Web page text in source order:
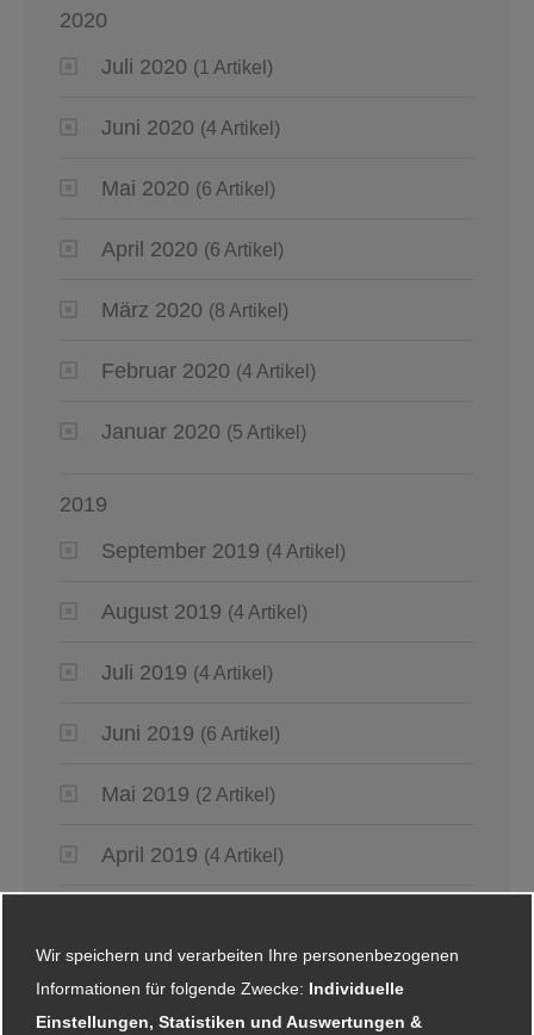
2020
Juli 2020 (1 Artikel)
Juni 2020 (4 Artikel)
Mai 2020 (6 Artikel)
April 2020 (6 Artikel)
März 2020 (8 Artikel)
Februar 2020 (4 Artikel)
Januar 2020 (5 Artikel)
2019
September 2019 (4 Artikel)
August 2019 (4 Artikel)
Juli 2019 (4 Artikel)
Juni 2019 (6 Artikel)
Mai 2019 (2 Artikel)
April 2019 (4 Artikel)
Wir speichern und verarbeiten Ihre personenbezogenen
Informationen für folgende Zwecke: Individuelle
Einstellungen, Statistiken und Auswertungen &